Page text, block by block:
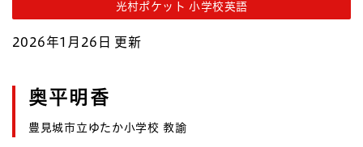
光村ポケット 小学校英語
2026年1月26日 更新
奥平明香
豊見城市立ゆたか小学校 教諭